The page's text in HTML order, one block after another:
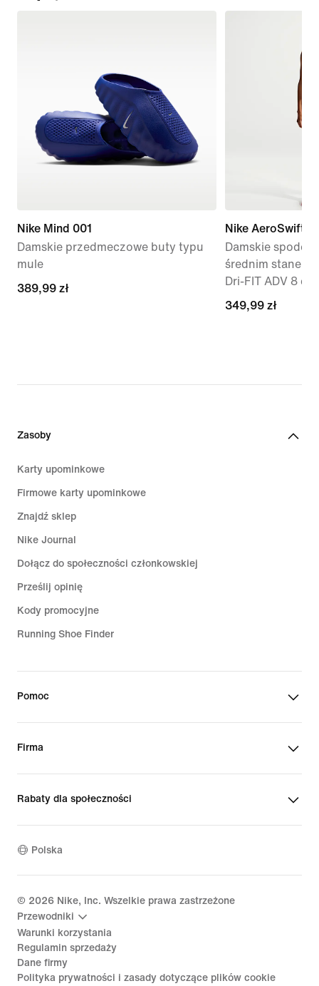
Nike Mind 001
Damskie przedmeczowe buty typu
mule
389,99 zł
389,99 zł
Nike AeroSwift
Damskie
średnim stanem
Dri-FIT ADV 8 cm
349,99 zł
349,99 zł
Zasoby
Karty upominkowe
Firmowe karty upominkowe
Znajdź sklep
Nike Journal
Dołącz do społeczności członkowskiej
Prześlij opinię
Kody promocyjne
Running Shoe Finder
Pomoc
Firma
Rabaty dla społeczności
Polska
© 2026 Nike, Inc. Wszelkie prawa zastrzeżone
Przewodniki
Warunki korzystania
Regulamin sprzedaży
Dane firmy
Polityka prywatności i zasady dotyczące plików cookie